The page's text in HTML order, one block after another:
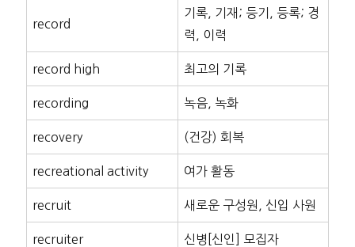
record
기록, 기재; 등기, 등록; 경
력, 이력
record high 최고의 기록
recording 녹음, 녹화
recovery (건강) 회복
recreational activity 여가 활동
recruit 새로운 구성원, 신입 사원
recruiter 신병[신인] 모집자